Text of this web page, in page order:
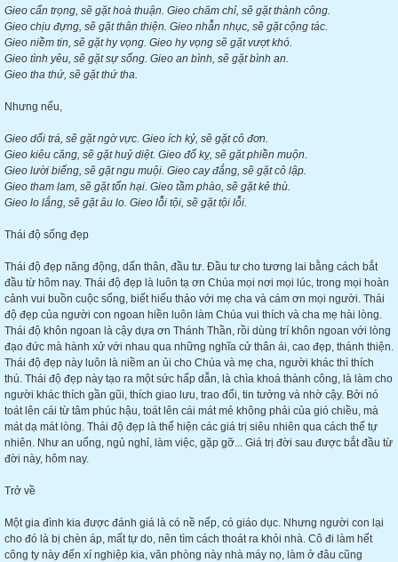
Gieo cẩn trọng, sẽ gặt hoà thuận. Gieo chăm chỉ, sẽ gặt thành công.
Gieo chịu đựng, sẽ gặt thân thiện. Gieo nhẫn nhục, sẽ gặt cộng tác.
Gieo niềm tin, sẽ gặt hy vọng. Gieo hy vọng sẽ gặt vượt khó.
Gieo tình yêu, sẽ gặt sự sống. Gieo an bình, sẽ gặt bình an.
Gieo tha thứ, sẽ gặt thứ tha.
Nhưng nếu,
Gieo dối trá, sẽ gặt ngờ vực. Gieo ích kỷ, sẽ gặt cô đơn.
Gieo kiêu căng, sẽ gặt huỷ diệt. Gieo đố kỵ, sẽ gặt phiền muộn.
Gieo lười biếng, sẽ gặt ngu muội. Gieo cay đắng, sẽ gặt cô lập.
Gieo tham lam, sẽ gặt tổn hại. Gieo tầm phào, sẽ gặt kẻ thù.
Gieo lo lắng, sẽ gặt âu lo. Gieo lỗi tội, sẽ gặt tội lỗi.
Thái độ sống đẹp
Thái độ đẹp năng động, dấn thân, đầu tư. Đầu tư cho tương lai bằng cách bắt
đầu từ hôm nay. Thái độ đẹp là luôn tạ ơn Chúa mọi nơi mọi lúc, trong mọi hoàn
cảnh vui buồn cuộc sống, biết hiếu thảo với mẹ cha và cám ơn mọi người. Thái
độ đẹp của người con ngoan hiền luôn làm Chúa vui thích và cha mẹ hài lòng.
Thái độ khôn ngoan là cậy dựa ơn Thánh Thần, rồi dùng trí khôn ngoan với lòng
đạo đức mà hành xử với nhau qua những nghĩa cử thân ái, cao đẹp, thánh thiện.
Thái độ đẹp này luôn là niềm an ủi cho Chúa và mẹ cha, người khác thì thích
thú. Thái độ đẹp này tạo ra một sức hấp dẫn, là chìa khoá thành công, là làm cho
người khác thích gần gũi, thích giao lưu, trao đổi, tin tưởng và nhờ cậy. Bởi nó
toát lên cái từ tâm phúc hậu, toát lên cái mát mẻ không phải của gió chiều, mà
mát dạ mát lòng. Thái độ đẹp là thể hiện các giá trị siêu nhiên qua cách thế tự
nhiên. Như an uống, ngủ nghỉ, làm việc, gặp gỡ... Giá trị đời sau được bắt đầu từ
đời này, hôm nay.
Trở về
Một gia đình kia được đánh giá là có nề nếp, có giáo dục. Nhưng người con lại
cho đó là bị chèn áp, mất tự do, nên tìm cách thoát ra khỏi nhà. Cô đi làm hết
công ty này đến xí nghiệp kia, văn phòng này nhà máy nọ, làm ở đâu cũng